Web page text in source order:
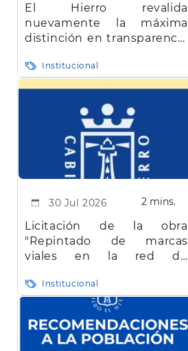
El Hierro revalida
nuevamente la máxima
distinción en transparencia
Institucional
30 Jul 2026 2 mins.
Licitación de la obra
"Repintado de marcas
viales en la red de
Hierro"
Institucional